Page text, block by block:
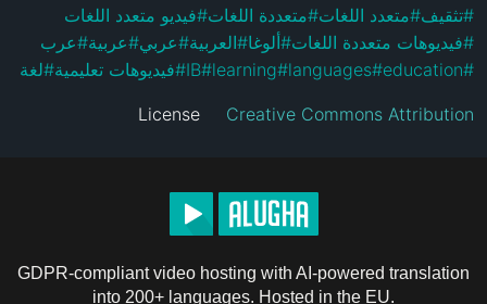
#تثقيف#متعدد اللغات#متعددة اللغات#فيديو متعدد اللغات
#فيديوهات متعددة اللغات#ألوغا#العربية#عربي#عربية#عرب
#
education
#
languages
#
learning
#
IB
#فيديوهات تعليمية#لغة
License Creative Commons Attribution
GDPR-compliant video hosting with AI-powered translation
into 200+ languages. Hosted in the EU.